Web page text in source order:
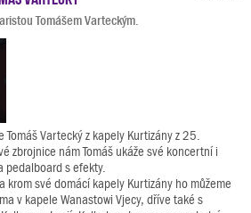
Tomášem Varteckým.
Vartecký z kapely Kurtizány z 25.
zbrojnice nám Tomáš ukáže své koncertní i
pedalboard s efekty.
krom své domácí kapely Kurtizány ho můžeme
v kapele Wanastowi Vjecy, dříve také s